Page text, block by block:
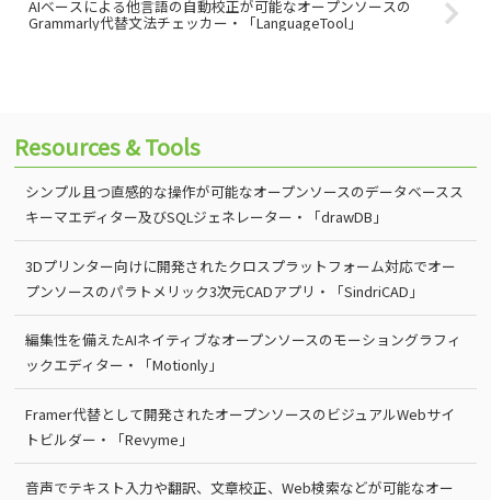
AIベースによる他言語の自動校正が可能なオープンソースの
Grammarly代替文法チェッカー・「LanguageTool」
Resources & Tools
シンプル且つ直感的な操作が可能なオープンソースのデータベースス
キーマエディター及びSQLジェネレーター・「drawDB」
3Dプリンター向けに開発されたクロスプラットフォーム対応でオー
プンソースのパラトメリック3次元CADアプリ・「SindriCAD」
編集性を備えたAIネイティブなオープンソースのモーショングラフィ
ックエディター・「Motionly」
Framer代替として開発されたオープンソースのビジュアルWebサイ
トビルダー・「Revyme」
音声でテキスト入力や翻訳、文章校正、Web検索などが可能なオー